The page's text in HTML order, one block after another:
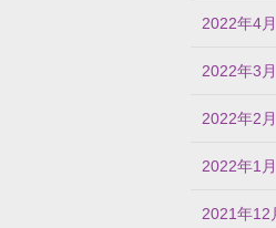
2022年4月
2022年3月
2022年2月
2022年1月
2021年12